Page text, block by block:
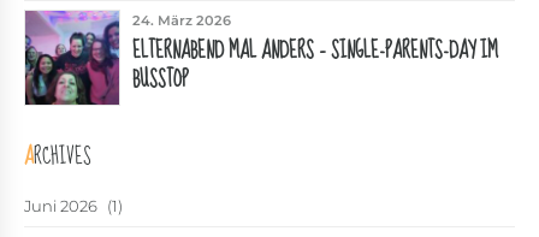
24. März 2026
ELTERNABEND MAL ANDERS – SINGLE-PARENTS-DAY IM
BUSSTOP
ARCHIVES
Juni 2026 (1)